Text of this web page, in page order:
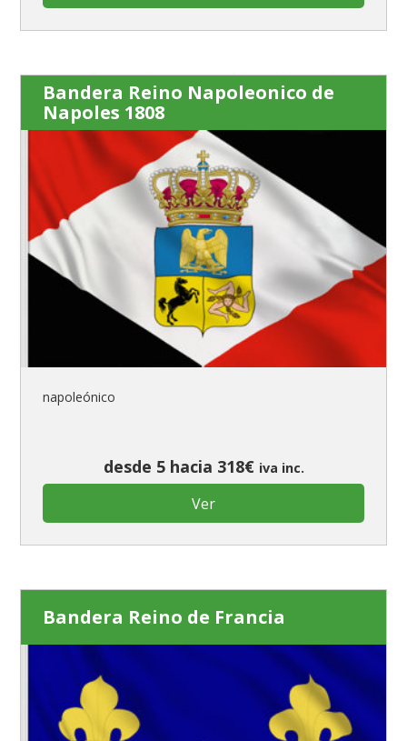
Bandera Reino Napoleonico de
Napoles 1808
napoleónico
desde 5 hacia 318€ iva inc.
Ver
Bandera Reino de Francia